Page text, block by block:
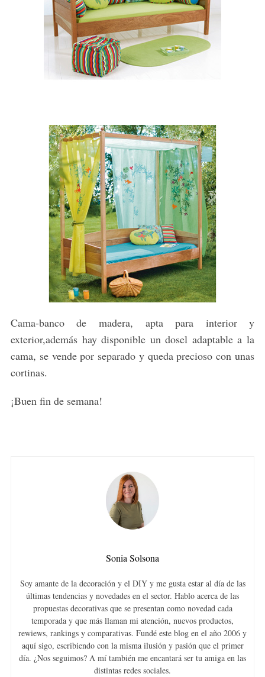
Cama-banco de madera, apta para interior y
exterior,además hay disponible un dosel adaptable a la
cama, se vende por separado y queda precioso con unas
cortinas.
¡Buen fin de semana!
Sonia Solsona
Soy amante de la decoración y el DIY y me gusta estar al día de las
últimas tendencias y novedades en el sector. Hablo acerca de las
propuestas decorativas que se presentan como novedad cada
temporada y que más llaman mi atención, nuevos productos,
rewiews, rankings y comparativas. Fundé este blog en el año 2006 y
aquí sigo, escribiendo con la misma ilusión y pasión que el primer
día. ¿Nos seguimos? A mí también me encantará ser tu amiga en las
distintas redes sociales.